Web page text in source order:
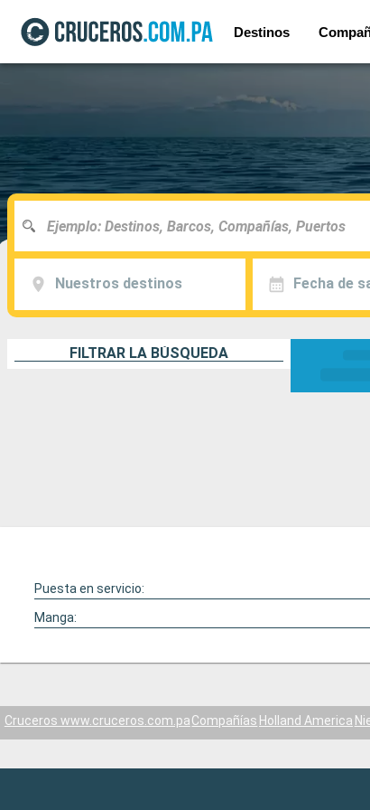
Destinos
Nuestros destinos Fecha de
FILTRAR LA BÚSQUEDA
Puesta en servicio:
Manga:
Cruceros www.cruceros.com.paCompañías Holland America